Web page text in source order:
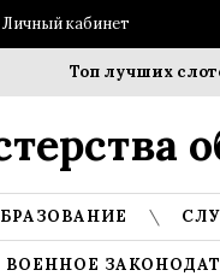
Личный кабинет
Топ лучших
ВОЕННОЕ